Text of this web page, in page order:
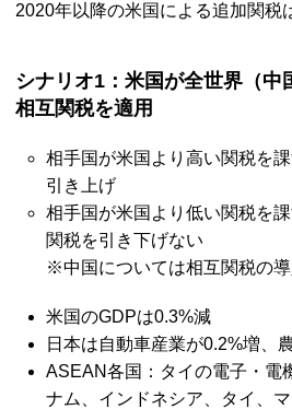
2020年以降の米国による追加関税
シナリオ1：米国が全世界（中
相互関税を適用
相手国が米国より高い関税を
引き上げ
相手国が米国より低い関税を
関税を引き下げない
※中国については相互関税の
米国のGDPは0.3%減
日本は自動車産業が0.2%増、
ASEAN各国：タイの電子・電
ナム、インドネシア、タイ、